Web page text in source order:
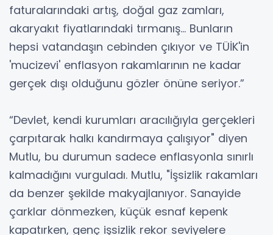
faturalarındaki artış, doğal gaz zamları,
akaryakıt fiyatlarındaki tırmanış... Bunların
hepsi vatandaşın cebinden çıkıyor ve TÜİK'in
'mucizevi' enflasyon rakamlarının ne kadar
gerçek dışı olduğunu gözler önüne seriyor.”
“Devlet, kendi kurumları aracılığıyla gerçekleri
çarpıtarak halkı kandırmaya çalışıyor" diyen
Mutlu, bu durumun sadece enflasyonla sınırlı
kalmadığını vurguladı. Mutlu, "İşsizlik rakamları
da benzer şekilde makyajlanıyor. Sanayide
çarklar dönmezken, küçük esnaf kepenk
kapatırken, genç işsizlik rekor seviyelere